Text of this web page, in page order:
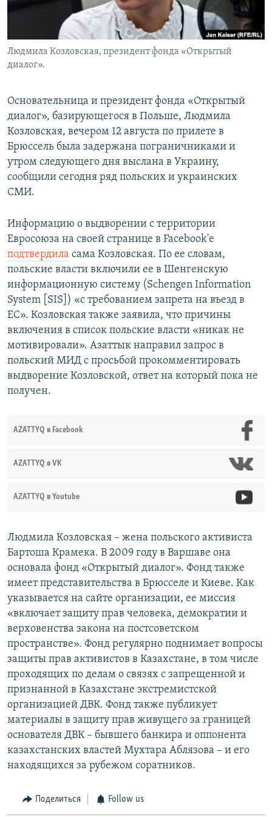
Людмила Козловская, президент фонда «Открытый
диалог».
Основательница и президент фонда «Открытый
диалог», базирующегося в Польше, Людмила
Козловская, вечером 12 августа по прилете в
Брюссель была задержана пограничниками и
утром следующего дня выслана в Украину,
сообщили сегодня ряд польских и украинских
СМИ.
Информацию о выдворении с территории
Евросоюза на своей странице в Facebook'е
подтвердила сама Козловская. По ее словам,
польские власти включили ее в Шенгенскую
информационную систему (Schengen Information
System [SIS]) «с требованием запрета на въезд в
ЕС». Козловская также заявила, что причины
включения в список польские власти «никак не
мотивировали». Азаттык направил запрос в
польский МИД с просьбой прокомментировать
выдворение Козловской, ответ на который пока не
получен.
AZATTYQ в Facebook
AZATTYQ в VK
AZATTYQ в Youtube
Людмила Козловская – жена польского активиста
Бартоша Крамека. В 2009 году в Варшаве она
основала фонд «Открытый диалог». Фонд также
имеет представительства в Брюсселе и Киеве. Как
указывается на сайте организации, ее миссия
«включает защиту прав человека, демократии и
верховенства закона на постсоветском
пространстве». Фонд регулярно поднимает вопросы
защиты прав активистов в Казахстане, в том числе
проходящих по делам о связях с запрещенной и
признанной в Казахстане экстремистской
организацией ДВК. Фонд также публикует
материалы в защиту прав живущего за границей
основателя ДВК – бывшего банкира и оппонента
казахстанских властей Мухтара Аблязова – и его
находящихся за рубежом соратников.
Поделиться Follow us